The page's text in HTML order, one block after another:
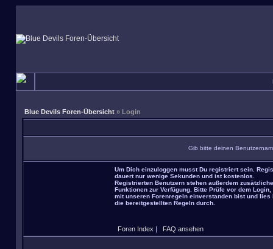
Blue Devils Foren-Übersicht » Login
Gib bitte deinen
Um Dich einzuloggen musst Du registriert sein.
dauert nur wenige Sekunden und ist kostenlos.
Registrierten Benutzern stehen außerdem zusätzliche
Funktionen zur Verfügung. Bitte Prüfe vor dem Login,
mit unseren Forenregeln einverstanden bist und lies
die bereitgestellten Regeln durch.
Foren Index | FAQ ansehen